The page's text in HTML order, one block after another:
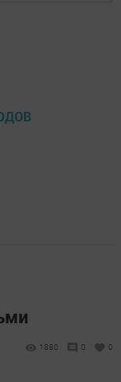
1880 0 0